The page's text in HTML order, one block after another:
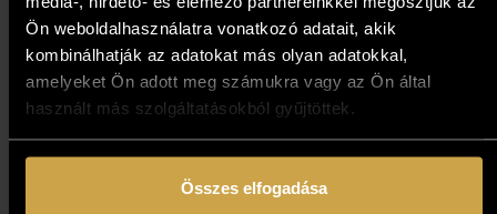
Ön weboldalhasználatra vonatkozó adatait, akik
kombinálhatják az adatokat más olyan adatokkal,
amelyeket Ön adott meg számukra vagy az Ön által
használt más szolgáltatásokból gyűjtöttek.
Összes elfogadása
Kosárba teszem